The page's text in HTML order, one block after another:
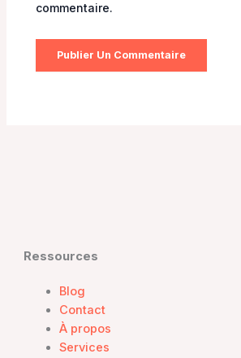
commentaire.
Ressources
Blog
Contact
À propos
Services